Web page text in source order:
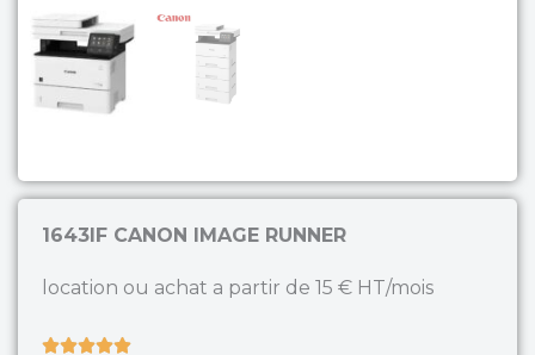
1643IF CANON IMAGE RUNNER
location ou achat a partir de 15 € HT/mois
Rated